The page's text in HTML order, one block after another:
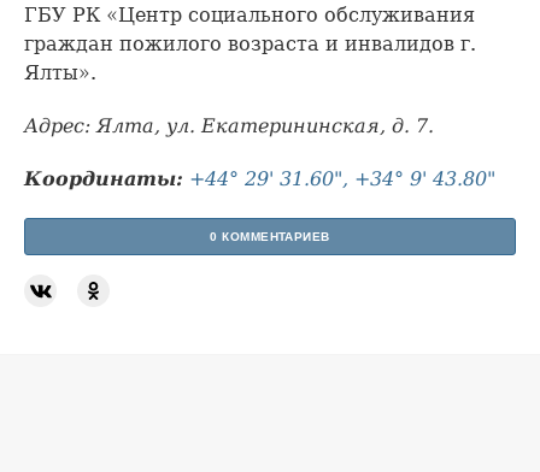
ГБУ РК «Центр социального обслуживания
граждан пожилого возраста и инвалидов г.
Ялты».
Адрес: Ялта, ул. Екатерининская, д. 7.
Координаты: +44° 29' 31.60", +34° 9' 43.80"
0 КОММЕНТАРИЕВ